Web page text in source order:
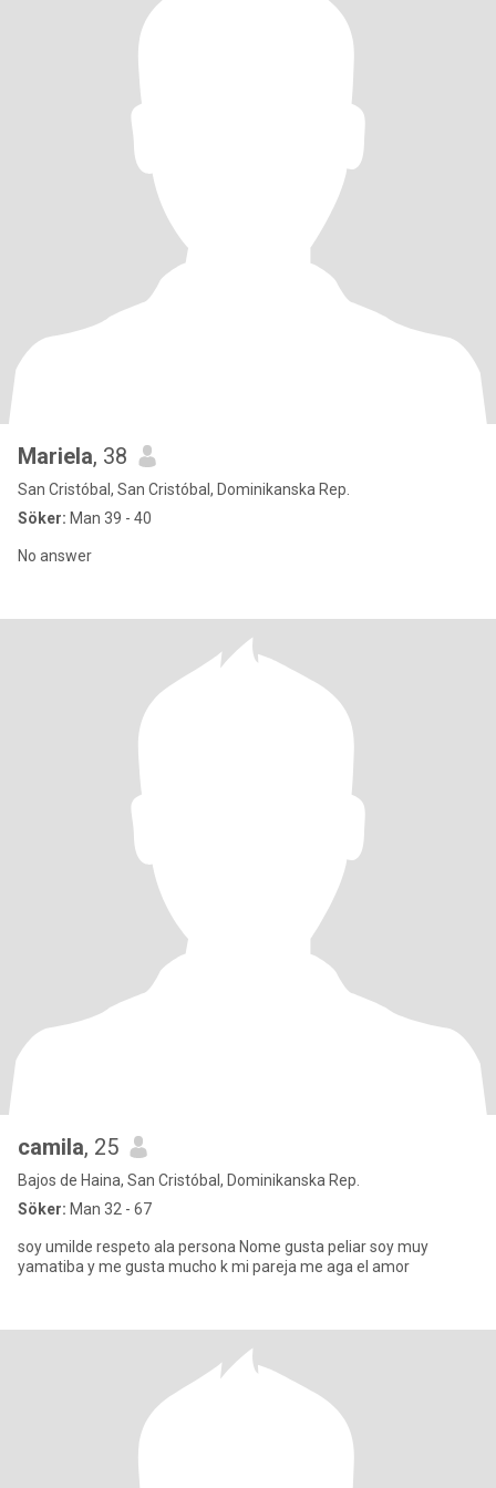
Mariela, 38
San Cristóbal, San Cristóbal, Dominikanska Rep.
Söker: Man 39 - 40
No answer
camila, 25
Bajos de Haina, San Cristóbal, Dominikanska Rep.
Söker: Man 32 - 67
soy umilde respeto ala persona Nome gusta peliar soy muy
yamatiba y me gusta mucho k mi pareja me aga el amor